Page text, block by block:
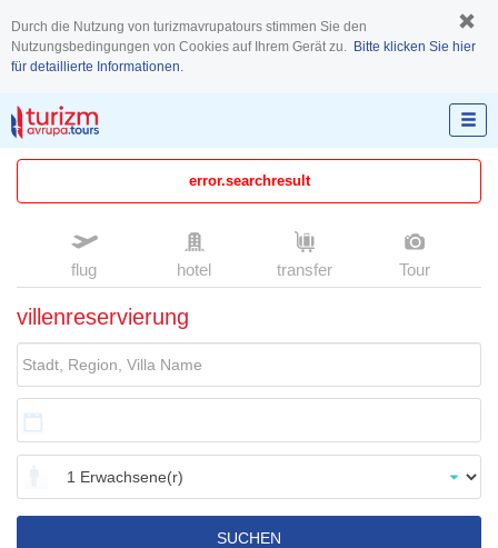
Durch die Nutzung von turizmavrupatours stimmen Sie den
Nutzungsbedingungen von Cookies auf Ihrem Gerät zu. Bitte klicken Sie hier
für detaillierte Informationen.
error.searchresult
flug hotel transfer Tour
villenreservierung
SUCHEN